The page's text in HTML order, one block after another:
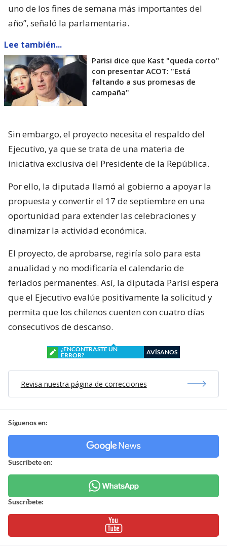
uno de los fines de semana más importantes del
año”, señaló la parlamentaria.
Lee también...
Parisi dice que Kast "queda corto"
con presentar ACOT: "Está
faltando a sus promesas de
campaña"
Sin embargo, el proyecto necesita el respaldo del
Ejecutivo, ya que se trata de una materia de
iniciativa exclusiva del Presidente de la República.
Por ello, la diputada llamó al gobierno a apoyar la
propuesta y convertir el 17 de septiembre en una
oportunidad para extender las celebraciones y
dinamizar la actividad económica.
El proyecto, de aprobarse, regiría solo para esta
anualidad y no modificaría el calendario de
feriados permanentes. Así, la diputada Parisi espera
que el Ejecutivo evalúe positivamente la solicitud y
permita que los chilenos cuenten con cuatro días
consecutivos de descanso.
¿ENCONTRASTE UN
ERROR?
AVÍSANOS
Revisa nuestra página de correcciones
Síguenos en:
Suscríbete en:
Suscríbete: